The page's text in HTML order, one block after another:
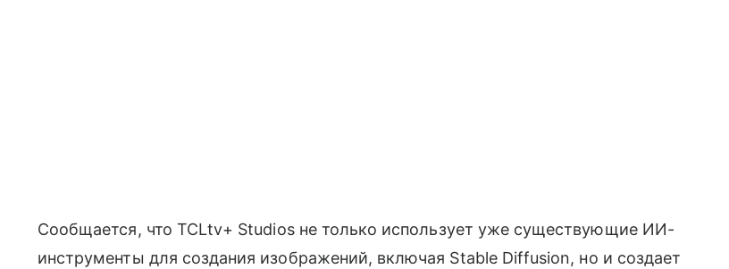
Сообщается, что TCLtv+ Studios не только использует уже существующие ИИ-
инструменты для создания изображений, включая Stable Diffusion, но и создает